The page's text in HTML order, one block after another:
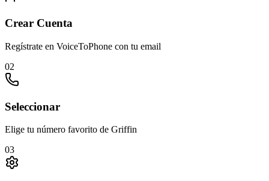
Crear Cuenta
Regístrate en VoiceToPhone con tu email
02
Seleccionar
Elige tu número favorito de Griffin
03